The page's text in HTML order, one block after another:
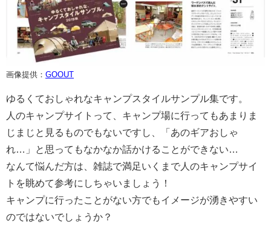
画像提供： GOOUT
ゆるくておしゃれなキャンプスタイルサンプル集です。
人のキャンプサイトって、キャンプ場に行ってもあまりま
じまじと見るものでもないですし、「あのギアおしゃ
れ…」と思ってもなかなか話かけることができない…
なんて悩んだ方は、雑誌で満足いくまで人のキャンプサイ
トを眺めて参考にしちゃいましょう！
キャンプに行ったことがない方でもイメージが湧きやすい
のではないでしょうか？